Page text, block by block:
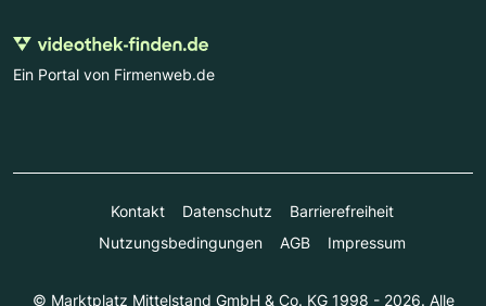
Ein Portal von Firmenweb.de
Kontakt Datenschutz
Barrierefreiheit
Nutzungsbedingungen
AGB Impressum
© Marktplatz Mittelstand GmbH & Co. KG 1998 - 2026. Alle